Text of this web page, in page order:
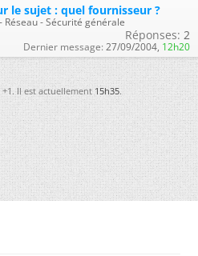
le sujet : quel fournisseur ?
- Sécurité générale
Réponses: 2
Dernier message: 27/09/2004, 12h20
+1. Il est actuellement15h35.